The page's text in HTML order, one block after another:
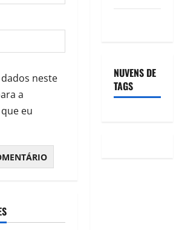
neste
a
eu
NUVENS DE
TAGS